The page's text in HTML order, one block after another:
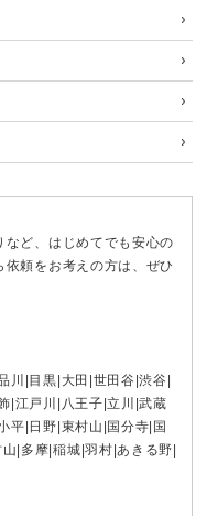
ど、はじめてでも安心の
頼をお考えの方は、ぜひ
川 目黒 大田 世田谷 |渋谷
江戸川 八王子 |立川 |武蔵
平 日野 東村山 国分寺 国
多摩 |稲城 |羽村 |あきる野